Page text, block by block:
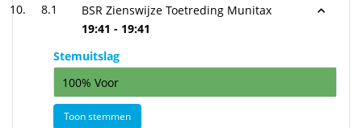
8.1
BSR Zienswijze Toetreding Munitax
19:41 - 19:41
Stemuitslag
100% Voor
Toon stemmen